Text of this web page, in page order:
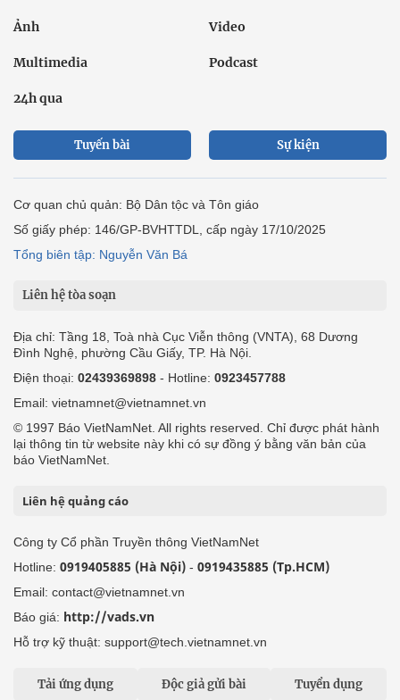
Ảnh Video
Multimedia Podcast
24h qua
Tuyến bài Sự kiện
Cơ quan chủ quản: Bộ Dân tộc và Tôn giáo
Số giấy phép: 146/GP-BVHTTDL, cấp ngày 17/10/2025
Tổng biên tập: Nguyễn Văn Bá
Liên hệ tòa soạn
Địa chỉ: Tầng 18, Toà nhà Cục Viễn thông (VNTA), 68 Dương
Đình Nghệ, phường Cầu Giấy, TP. Hà Nội.
Điện thoại: 02439369898 - Hotline: 0923457788
Email: vietnamnet@vietnamnet.vn
© 1997 Báo VietNamNet. All rights reserved. Chỉ được phát hành
lại thông tin từ website này khi có sự đồng ý bằng văn bản của
báo VietNamNet.
Liên hệ quảng cáo
Công ty Cổ phần Truyền thông VietNamNet
Hotline: 0919405885 (Hà Nội) - 0919435885 (Tp.HCM)
Email: contact@vietnamnet.vn
Báo giá: http://vads.vn
Hỗ trợ kỹ thuật: support@tech.vietnamnet.vn
Tải ứng dụng Độc giả gửi bài Tuyển dụng